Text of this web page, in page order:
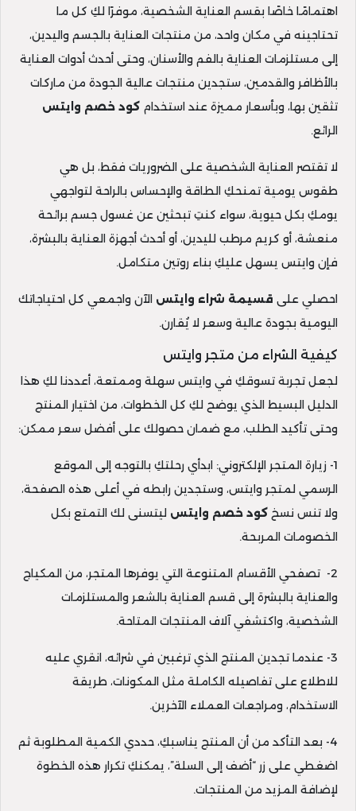
اهتمامًا خاصًا بقسم العناية الشخصية، موفرًا لكِ كل ما
تحتاجينه في مكان واحد، من منتجات العناية بالجسم واليدين،
إلى مستلزمات العناية بالفم والأسنان، وحتى أحدث أدوات العناية
بالأظافر والقدمين، ستجدين منتجات عالية الجودة من ماركات
تثقين بها، وبأسعار مميزة عند استخدام كود خصم وايتس
الرائع.
لا تقتصر العناية الشخصية على الضروريات فقط، بل هي
طقوس يومية تمنحكِ الطاقة والإحساس بالراحة لتواجهي
يومكِ بكل حيوية، سواء كنتِ تبحثين عن غسول جسم برائحة
منعشة، أو كريم مرطب لليدين، أو أحدث أجهزة العناية بالبشرة،
فإن وايتس يسهل عليكِ بناء روتين متكامل.
احصلي على قسيمة شراء وايتس الآن واجمعي كل احتياجاتك
اليومية بجودة عالية وسعر لا يُقارن.
كيفية الشراء من متجر وايتس
لجعل تجربة تسوقكِ في وايتس سهلة وممتعة، أعددنا لكِ هذا
الدليل البسيط الذي يوضح لكِ كل الخطوات، من اختيار المنتج
وحتى تأكيد الطلب، مع ضمان حصولك على أفضل سعر ممكن:
1- زيارة المتجر الإلكتروني: ابدأي رحلتكِ بالتوجه إلى الموقع
الرسمي لمتجر وايتس، وستجدين رابطه في أعلى هذه الصفحة،
ولا تنس نسخ كود خصم وايتس ليتسنى لك التمتع بكل
الخصومات المربحة.
2- تصفحي الأقسام المتنوعة التي يوفرها المتجر، من المكياج
والعناية بالبشرة إلى قسم العناية بالشعر والمستلزمات
الشخصية، واكتشفي آلاف المنتجات المتاحة.
3- عندما تجدين المنتج الذي ترغبين في شرائه، انقري عليه
للاطلاع على تفاصيله الكاملة مثل المكونات، طريقة
الاستخدام، ومراجعات العملاء الآخرين.
4- بعد التأكد من أن المنتج يناسبكِ، حددي الكمية المطلوبة ثم
اضغطي على زر “أضف إلى السلة”، يمكنكِ تكرار هذه الخطوة
لإضافة المزيد من المنتجات.